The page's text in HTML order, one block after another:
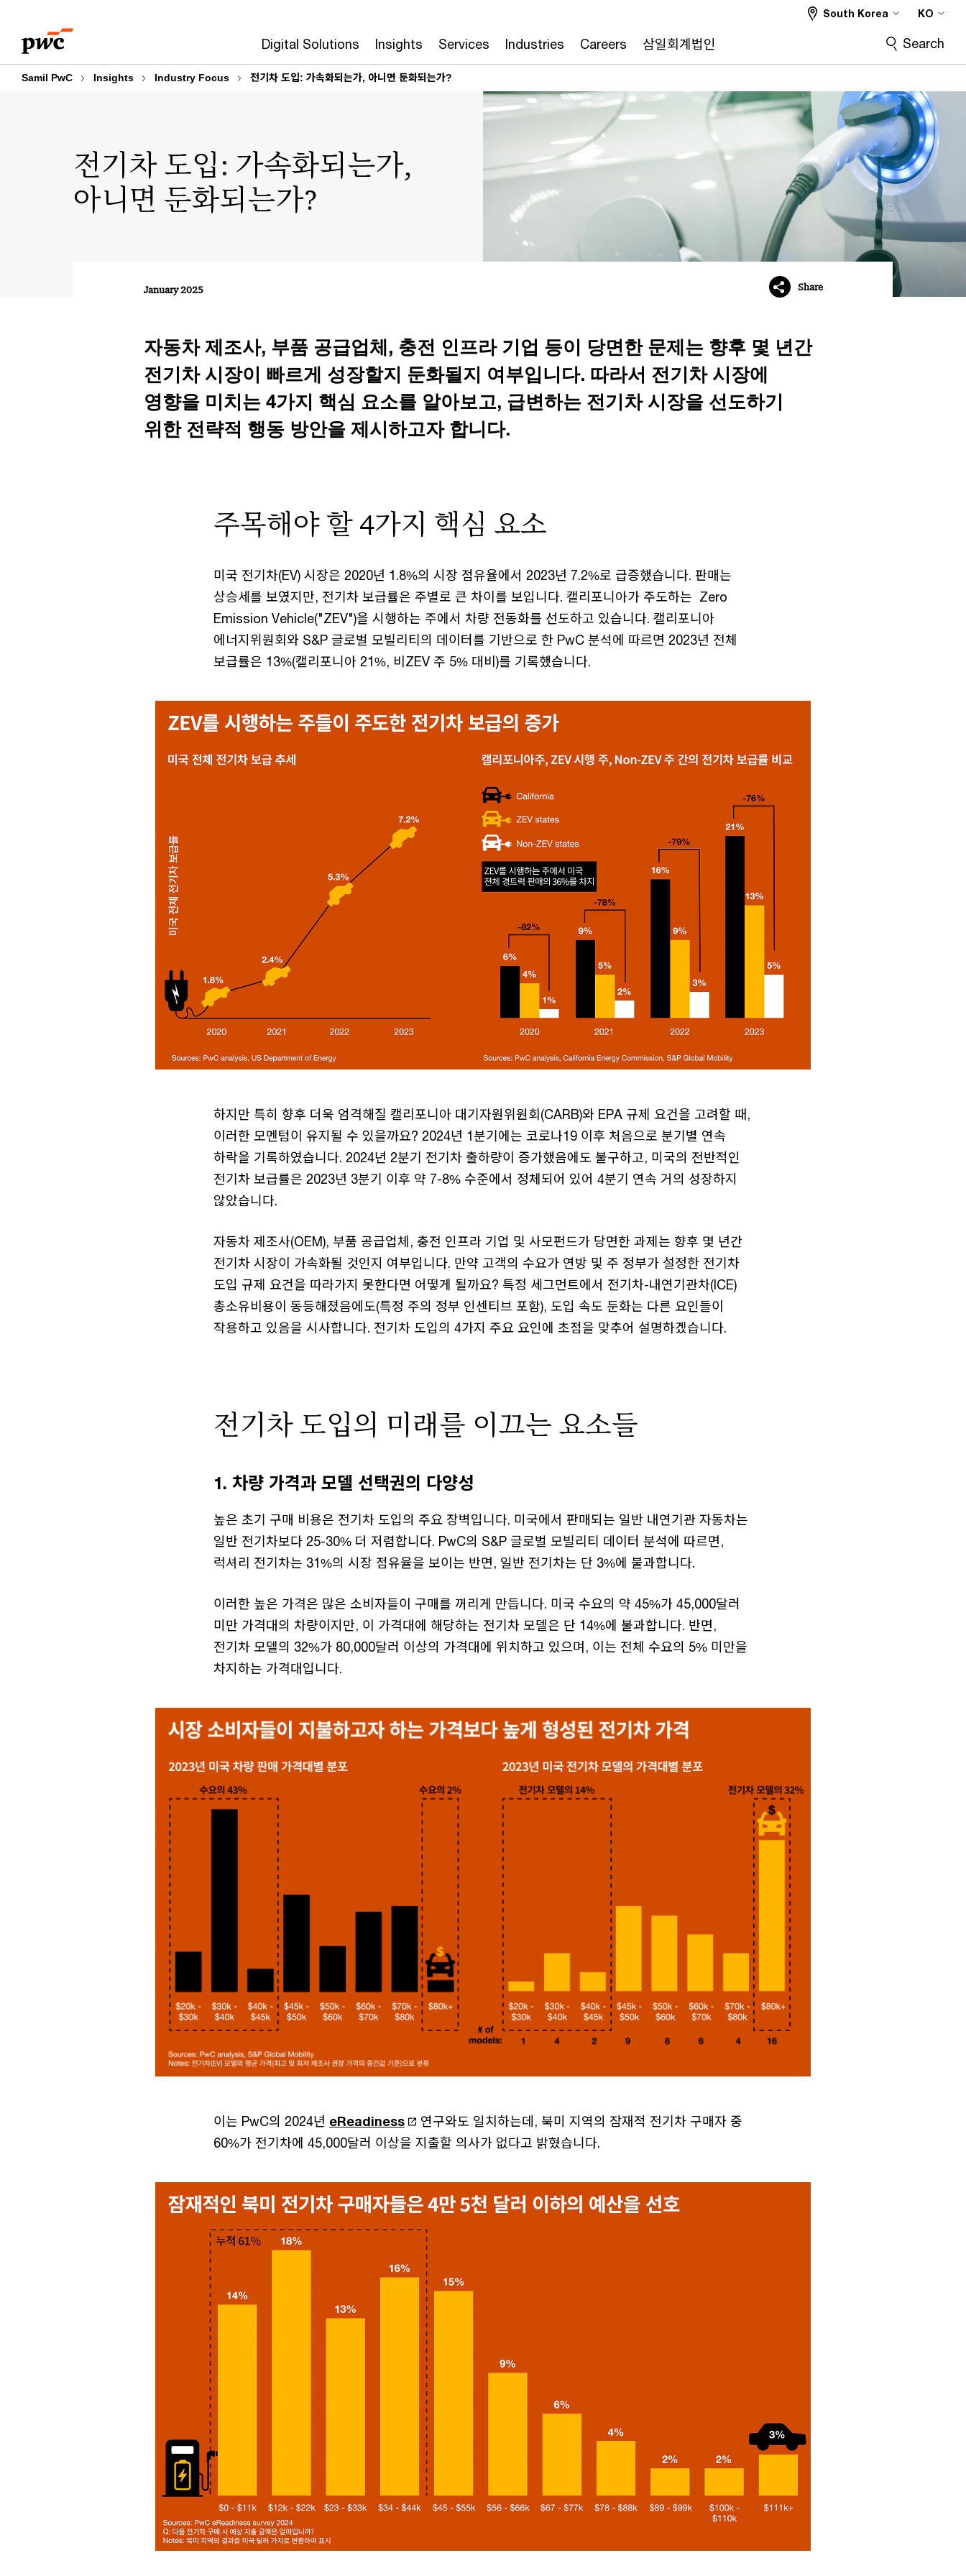
content
footer
Digital Solutions Insights Services Industries Careers 삼일회계법인
South Korea KO
Search
Samil PwC Insights Industry Focus 전기차 도입: 가속화되는가, 아니면 둔화되는가?
전기차 도입: 가속화되는가,
아니면 둔화되는가?
January 2025 Share
자동차 제조사, 부품 공급업체, 충전 인프라 기업 등이 당면한 문제는 향후 몇 년간
전기차 시장이 빠르게 성장할지 둔화될지 여부입니다. 따라서 전기차 시장에
영향을 미치는 4가지 핵심 요소를 알아보고, 급변하는 전기차 시장을 선도하기
위한 전략적 행동 방안을 제시하고자 합니다.
주목해야 할 4가지 핵심 요소
미국 전기차(EV) 시장은 2020년 1.8%의 시장 점유율에서 2023년 7.2%로 급증했습니다. 판매는
상승세를 보였지만, 전기차 보급률은 주별로 큰 차이를 보입니다. 캘리포니아가 주도하는 Zero
Emission Vehicle("ZEV")을 시행하는 주에서 차량 전동화를 선도하고 있습니다. 캘리포니아
에너지위원회와 S&P 글로벌 모빌리티의 데이터를 기반으로 한 PwC 분석에 따르면 2023년 전체
보급률은 13%(캘리포니아 21%, 비ZEV 주 5% 대비)를 기록했습니다.
하지만 특히 향후 더욱 엄격해질 캘리포니아 대기자원위원회(CARB)와 EPA 규제 요건을 고려할 때,
이러한 모멘텀이 유지될 수 있을까요? 2024년 1분기에는 코로나19 이후 처음으로 분기별 연속
하락을 기록하였습니다. 2024년 2분기 전기차 출하량이 증가했음에도 불구하고, 미국의 전반적인
전기차 보급률은 2023년 3분기 이후 약 7-8% 수준에서 정체되어 있어 4분기 연속 거의 성장하지
않았습니다.
자동차 제조사(OEM), 부품 공급업체, 충전 인프라 기업 및 사모펀드가 당면한 과제는 향후 몇 년간
전기차 시장이 가속화될 것인지 여부입니다. 만약 고객의 수요가 연방 및 주 정부가 설정한 전기차
도입 규제 요건을 따라가지 못한다면 어떻게 될까요? 특정 세그먼트에서 전기차-내연기관차(ICE)
총소유비용이 동등해졌음에도(특정 주의 정부 인센티브 포함), 도입 속도 둔화는 다른 요인들이
작용하고 있음을 시사합니다. 전기차 도입의 4가지 주요 요인에 초점을 맞추어 설명하겠습니다.
전기차 도입의 미래를 이끄는 요소들
1. 차량 가격과 모델 선택권의 다양성
높은 초기 구매 비용은 전기차 도입의 주요 장벽입니다. 미국에서 판매되는 일반 내연기관 자동차는
일반 전기차보다 25-30% 더 저렴합니다. PwC의 S&P 글로벌 모빌리티 데이터 분석에 따르면,
럭셔리 전기차는 31%의 시장 점유율을 보이는 반면, 일반 전기차는 단 3%에 불과합니다.
이러한 높은 가격은 많은 소비자들이 구매를 꺼리게 만듭니다. 미국 수요의 약 45%가 45,000달러
미만 가격대의 차량이지만, 이 가격대에 해당하는 전기차 모델은 단 14%에 불과합니다. 반면,
전기차 모델의 32%가 80,000달러 이상의 가격대에 위치하고 있으며, 이는 전체 수요의 5% 미만을
차지하는 가격대입니다.
이는 PwC의 2024년 eReadiness
연구와도 일치하는데, 북미 지역의 잠재적 전기차 구매자 중
60%가 전기차에 45,000달러 이상을 지출할 의사가 없다고 밝혔습니다.